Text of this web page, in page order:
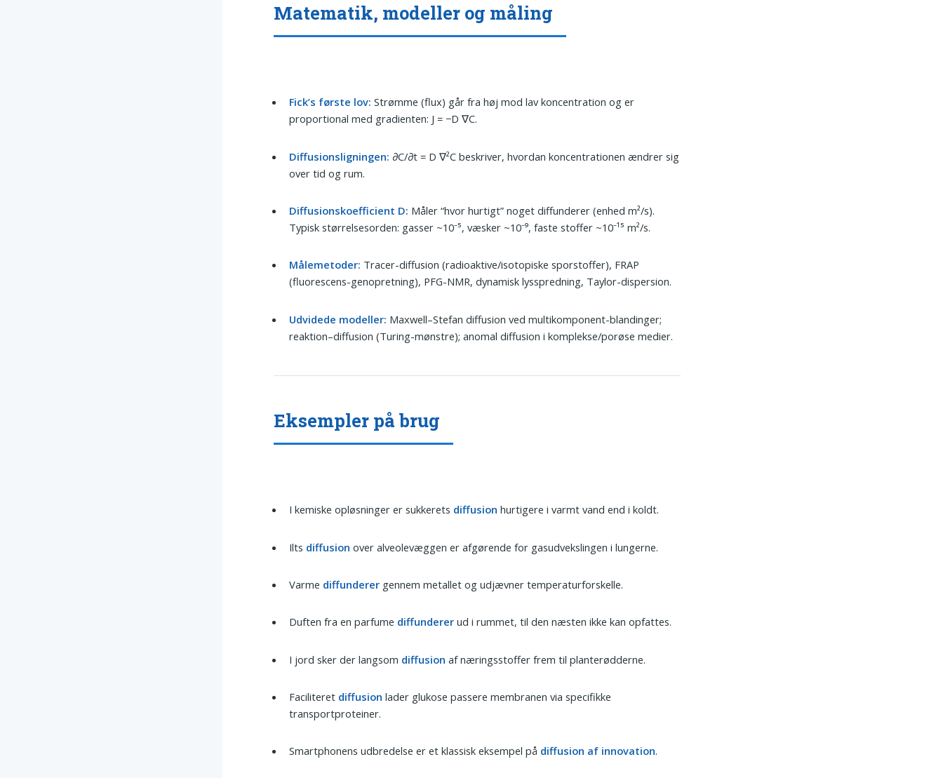
Matematik, modeller og måling
Fick’s første lov: Strømme (flux) går fra høj mod lav koncentration og er
proportional med gradienten: J = −D ∇C.
Diffusionsligningen: ∂C/∂t = D ∇²C beskriver, hvordan koncentrationen ændrer sig
over tid og rum.
Diffusionskoefficient D: Måler “hvor hurtigt” noget diffunderer (enhed m²/s).
Typisk størrelsesorden: gasser ~10⁻⁵, væsker ~10⁻⁹, faste stoffer ~10⁻¹⁵ m²/s.
Målemetoder: Tracer-diffusion (radioaktive/isotopiske sporstoffer), FRAP
(fluorescens-genopretning), PFG-NMR, dynamisk lysspredning, Taylor-dispersion.
Udvidede modeller: Maxwell–Stefan diffusion ved multikomponent-blandinger;
reaktion–diffusion (Turing-mønstre); anomal diffusion i komplekse/porøse medier.
Eksempler på brug
I kemiske opløsninger er sukkerets diffusion hurtigere i varmt vand end i koldt.
Ilts diffusion over alveolevæggen er afgørende for gasudvekslingen i lungerne.
Varme diffunderer gennem metallet og udjævner temperaturforskelle.
Duften fra en parfume diffunderer ud i rummet, til den næsten ikke kan opfattes.
I jord sker der langsom diffusion af næringsstoffer frem til planterødderne.
Faciliteret diffusion lader glukose passere membranen via specifikke
transportproteiner.
Smartphonens udbredelse er et klassisk eksempel på diffusion af innovation.